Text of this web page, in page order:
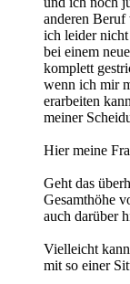
anderen Beruf
ich leider nicht
bei einem
komplett
wenn ich mir
erarbeiten
meiner
Hier meine
Geht das
Gesamthöhe
auch darüber
Vielleicht
mit so einer